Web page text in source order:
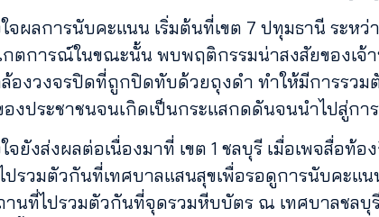
จผลการนับคะแนน เริ่มต้นที่เขต 7 ปทุมธานี ระ
ตการณ์ในขณะนั้น พบพฤติกรรมน่าสงสัยของเจ้
องวงจรปิดที่ถูกปิดทับด้วยถุงดำ ทำให้มีการรวม
งประชาชนจนเกิดเป็นกระแสกดดันจนนำไปสู่กา
จยังส่งผลต่อเนื่องมาที่ เขต 1 ชลบุรี เมื่อเพจสื่อ
รวมตัวกันที่เทศบาลแสนสุขเพื่อรอดูการนับคะแ
านที่ไปรวมตัวกันที่จุดรวมหีบบัตร ณ เทศบาลชลบุ